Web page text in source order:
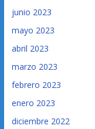
junio 2023
mayo 2023
abril 2023
marzo 2023
febrero 2023
enero 2023
diciembre 2022